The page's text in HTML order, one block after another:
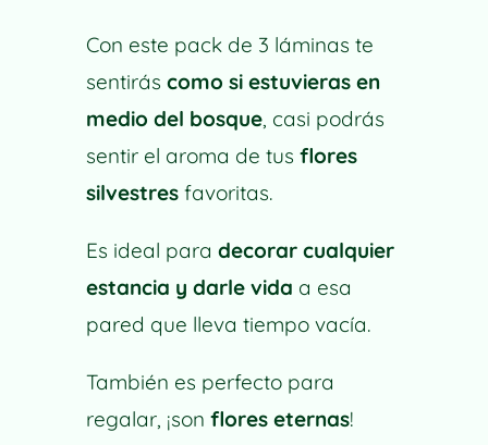
Con este pack de 3 láminas te
sentirás como si estuvieras en
medio del bosque, casi podrás
sentir el aroma de tus flores
silvestresfavoritas.
Es ideal para decorar cualquier
estancia y darle vida a esa
pared que lleva tiempo vacía.
También es perfecto para
regalar, ¡son flores eternas!